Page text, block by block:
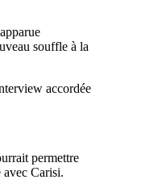
souffle à la
accordée
permettre
avec Carisi.